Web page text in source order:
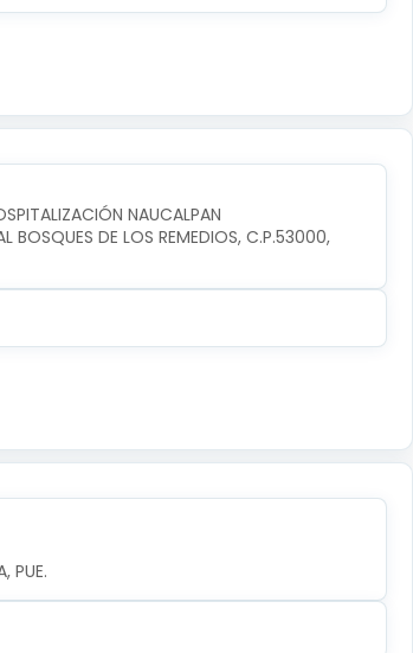
NAUCALPAN
BOSQUES DE LOS REMEDIOS, C.P.53000,
PUE.